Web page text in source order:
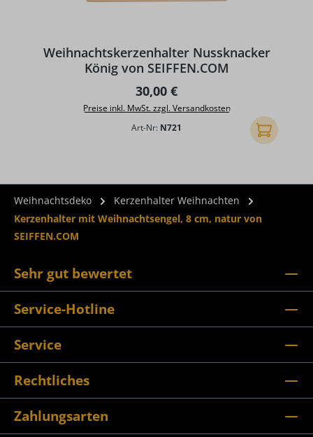
Weihnachtskerzenhalter Nussknacker
König von SEIFFEN.COM
Regulärer Preis:
30,00 €
Preise inkl. MwSt. zzgl. Versandkosten
Art-Nr: N721 In den
Weihnachtsdeko
Kerzenhalter Weihnachten
Kerzenhalter mit Weihnachtsengel, 8 cm, natur von
SEIFFEN.COM
Sehr gut bewertet
Service-Hotline
Service
Rechtliches
Zahlungsarten